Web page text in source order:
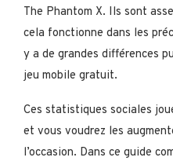
The Phantom X. Ils sont
cela fonctionne dans les
y a de grandes différences
jeu mobile gratuit.
Ces statistiques sociales
et vous voudrez les
l’occasion. Dans ce guide